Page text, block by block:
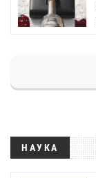
НАУКА